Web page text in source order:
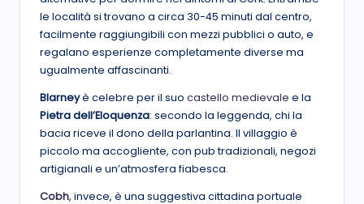
le località si trovano a circa 30-45 minuti dal centro,
facilmente raggiungibili con mezzi pubblici o auto, e
regalano esperienze completamente diverse ma
ugualmente affascinanti.
Blarneyè celebre per il suo castello medievale e la
Pietra dell’Eloquenza: secondo la leggenda, chi la
bacia riceve il dono della parlantina. Il villaggio è
piccolo ma accogliente, con pub tradizionali, negozi
artigianali e un’atmosfera fiabesca.
Cobh, invece, è una suggestiva cittadina portuale